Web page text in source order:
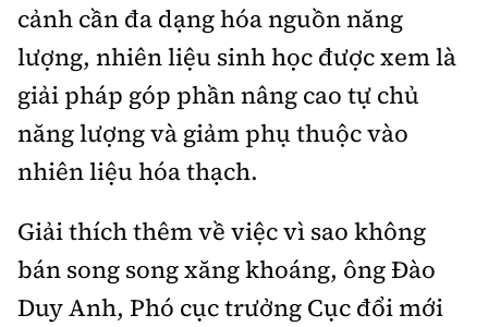
cảnh cần đa dạng hóa nguồn năng
lượng, nhiên liệu sinh học được xem là
giải pháp góp phần nâng cao tự chủ
năng lượng và giảm phụ thuộc vào
nhiên liệu hóa thạch.
Giải thích thêm về việc vì sao không
bán song song xăng khoáng, ông Đào
Duy Anh, Phó cục trưởng Cục đổi mới